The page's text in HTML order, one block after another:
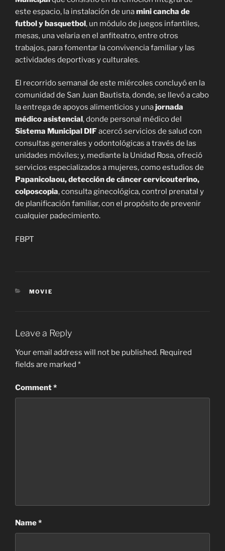
este espacio, la instalación de unamini cancha de
futbol y basquetbol, un módulo de juegos infantiles,
mesas, una velaria en el anfiteatro, entre otros
trabajos, para fomentar la convivencia familiar y las
actividades deportivas y culturales.
El recorrido semanal de este miércoles concluyó en la
comunidad de San Juan Bautista, donde, se llevó a cabo
la entrega de apoyos alimenticios y unajornada
médico asistencial, donde personal médico del
Sistema Municipal DIFacercó servicios de salud con
consultas generales y odontológicas a través de las
unidades móviles; y, mediante la Unidad Rosa, ofreció
servicios especializados a mujeres, como estudios de
Papanicolaou, detección de cáncer cervicouterino,
colposcopia, consulta ginecológica, control prenatal y
de planificación familiar, con el propósito de prevenir
cualquier padecimiento.
FBPT
CATEGORIES
MOVIE
Leave a Reply
Your email address will not be published. Required
fields are marked *
Comment*
Name*